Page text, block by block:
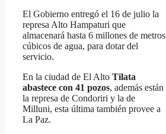
El Gobierno entregó el 16 de julio la
represa Alto Hampaturi que
almacenará hasta 6 millones de metros
cúbicos de agua, para dotar del
servicio.
En la ciudad de El Alto Tilata
abastece con 41 pozos, además están
la represa de Condoriri y la de
Milluni, esta última también provee a
La Paz.